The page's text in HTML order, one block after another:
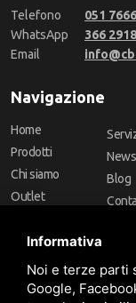
Telefono
051
WhatsApp
366
Email
Navigazione
Home
Prodotti
Chi siamo
Outlet
Marchi
News
Blog
Follow Us
Informativa
Noi e terze parti
Google,